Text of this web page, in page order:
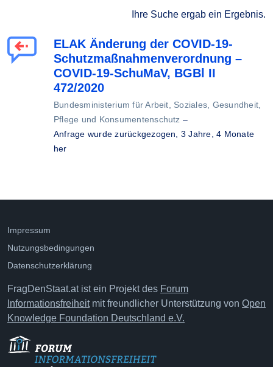
Ihre Suche ergab ein Ergebnis.
ELAK Änderung der COVID-19-
Schutzmaßnahmenverordnung –
COVID-19-SchuMaV, BGBl II
472/2020
Bundesministerium für Arbeit, Soziales, Gesundheit,
Pflege und Konsumentenschutz –
Anfrage wurde zurückgezogen, 3 Jahre, 4 Monate
her
Impressum
Nutzungsbedingungen
Datenschutzerklärung
FragDenStaat.at ist ein Projekt des Forum
Informationsfreiheitmit freundlicher Unterstützung von Open
Knowledge Foundation Deutschland e.V.